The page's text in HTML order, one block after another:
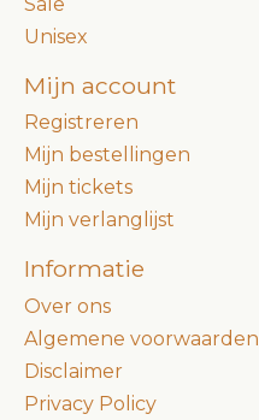
Unisex
Mijn account
Registreren
Mijn bestellingen
Mijn tickets
Mijn verlanglijst
Informatie
Over ons
Algemene voorwaarden
Disclaimer
Privacy Policy